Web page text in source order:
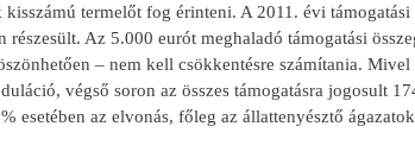
termelőt fog érinteni. A 2011. évi
Az 5.000 eurót meghaladó támogatási
– nem kell csökkentésre számítania.
végső soron az összes támogatásra jogosult
esetében az elvonás, főleg az állattenyésztő